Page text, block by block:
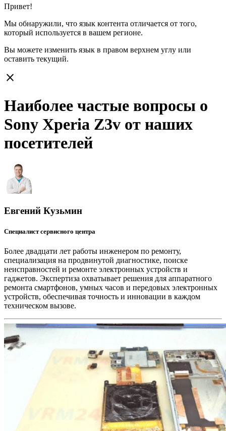
Привет!
Мы обнаружили, что язык контента отличается от того,
который используется в вашем регионе.
Вы можете изменить язык в правом верхнем углу или
оставить текущий.
close
Наиболее частые вопросы о
Sony Xperia Z3v от наших
посетителей
Евгений Кузьмин
Специалист сервисного центра
Более двадцати лет работы инженером по ремонту,
специализация на продвинутой диагностике, поиске
неисправностей и ремонте электронных устройств и
гаджетов. Экспертиза охватывает решения для аппаратного
ремонта смартфонов, умных часов и передовых электронных
устройств, обеспечивая точность и инновации в каждом
техническом вызове.